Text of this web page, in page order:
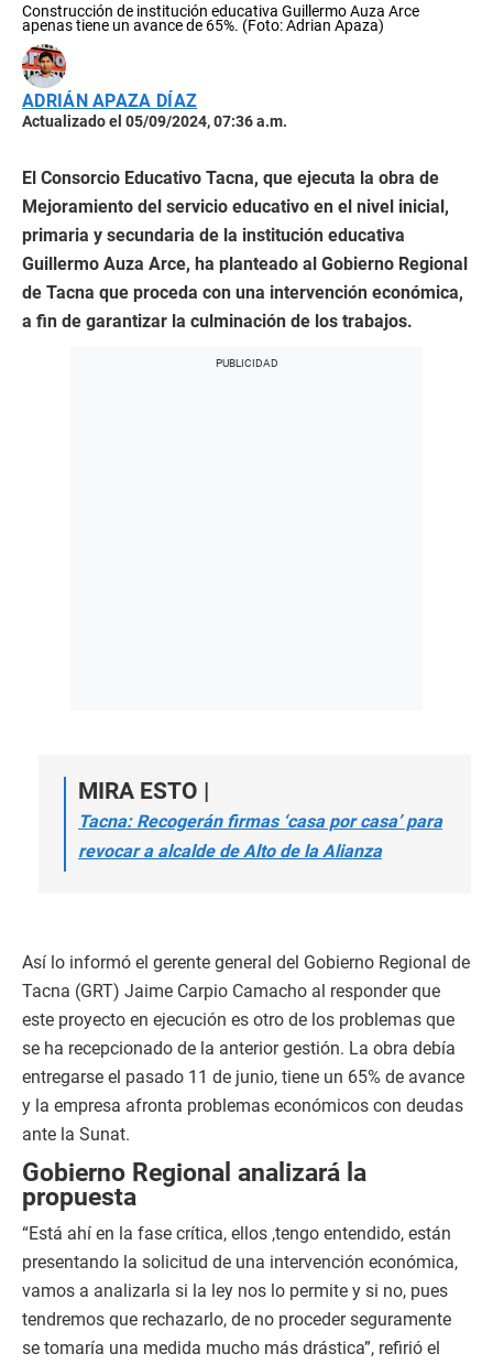
Construcción de institución educativa Guillermo Auza Arce
apenas tiene un avance de 65%. (Foto: Adrian Apaza)
ADRIÁN APAZA DÍAZ
Actualizado el 05/09/2024, 07:36 a.m.
El Consorcio Educativo Tacna, que ejecuta la obra de
Mejoramiento del servicio educativo en el nivel inicial,
primaria y secundaria de la institución educativa
Guillermo Auza Arce, ha planteado al Gobierno Regional
de Tacna que proceda con una intervención económica,
a fin de garantizar la culminación de los trabajos.
MIRA ESTO |
Tacna: Recogerán firmas ‘casa por casa’ para
revocar a alcalde de Alto de la Alianza
Así lo informó el gerente general del Gobierno Regional de
Tacna (GRT) Jaime Carpio Camacho al responder que
este proyecto en ejecución es otro de los problemas que
se ha recepcionado de la anterior gestión. La obra debía
entregarse el pasado 11 de junio, tiene un 65% de avance
y la empresa afronta problemas económicos con deudas
ante la Sunat.
Gobierno Regional analizará la
propuesta
“Está ahí en la fase crítica, ellos ,tengo entendido, están
presentando la solicitud de una intervención económica,
vamos a analizarla si la ley nos lo permite y si no, pues
tendremos que rechazarlo, de no proceder seguramente
se tomaría una medida mucho más drástica”, refirió el